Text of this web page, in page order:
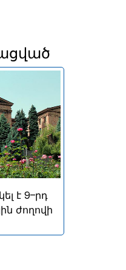
է սկսել
7-ին
հերթական
առաջին
նիստը
է 9–րդ
ժողովի